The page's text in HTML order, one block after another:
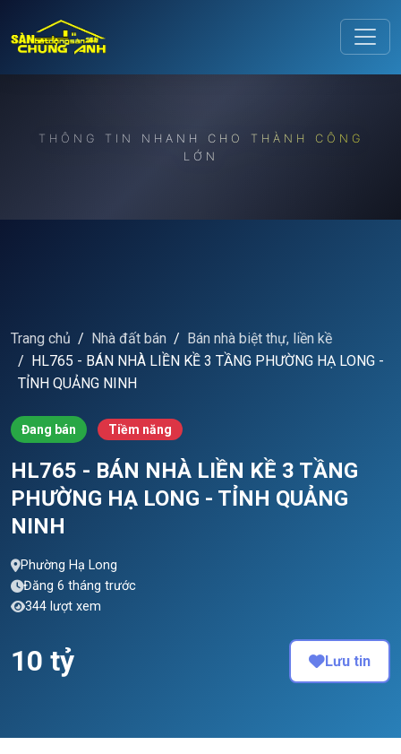
THÔNG TIN NHANH CHO THÀNH CÔNG
LỚN
Trang chủ Nhà đất bán
Bán nhà biệt thự, liền kề
HL765 - BÁN NHÀ LIỀN KỀ 3 TẦNG PHƯỜNG HẠ LONG -
TỈNH QUẢNG NINH
Đang bán Tiềm năng
HL765 - BÁN NHÀ LIỀN KỀ 3 TẦNG
PHƯỜNG HẠ LONG - TỈNH QUẢNG
NINH
Phường Hạ Long
Đăng 6 tháng trước
344 lượt xem
10 tỷ Lưu tin